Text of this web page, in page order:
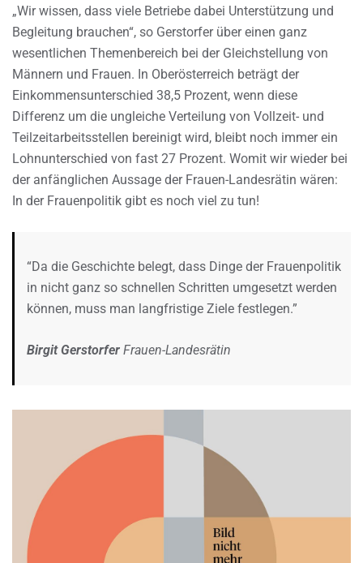
„Wir wissen, dass viele Betriebe dabei Unterstützung und
Begleitung brauchen“, so Gerstorfer über einen ganz
wesentlichen Themenbereich bei der Gleichstellung von
Männern und Frauen. In Oberösterreich beträgt der
Einkommensunterschied 38,5 Prozent, wenn diese
Differenz um die ungleiche Verteilung von Vollzeit- und
Teilzeitarbeitsstellen bereinigt wird, bleibt noch immer ein
Lohnunterschied von fast 27 Prozent. Womit wir wieder bei
der anfänglichen Aussage der Frauen-Landesrätin wären:
In der Frauenpolitik gibt es noch viel zu tun!
“Da die Geschichte belegt, dass Dinge der Frauenpolitik
in nicht ganz so schnellen Schritten umgesetzt werden
können, muss man langfristige Ziele festlegen.”
Birgit Gerstorfer Frauen-Landesrätin